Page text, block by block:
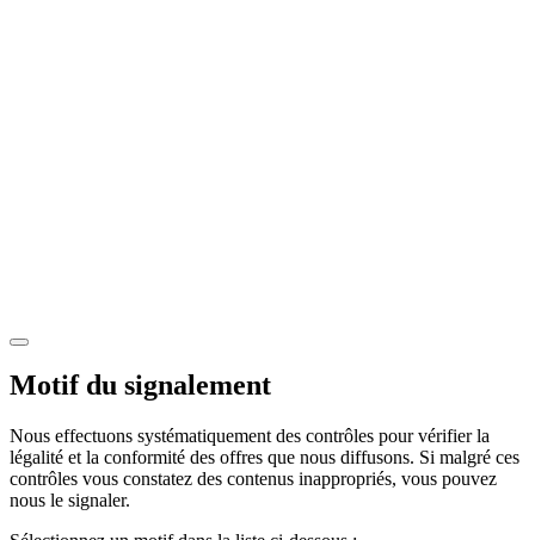
Motif du signalement
Nous effectuons systématiquement des contrôles pour vérifier la
légalité et la conformité des offres que nous diffusons. Si malgré ces
contrôles vous constatez des contenus inappropriés, vous pouvez
nous le signaler.